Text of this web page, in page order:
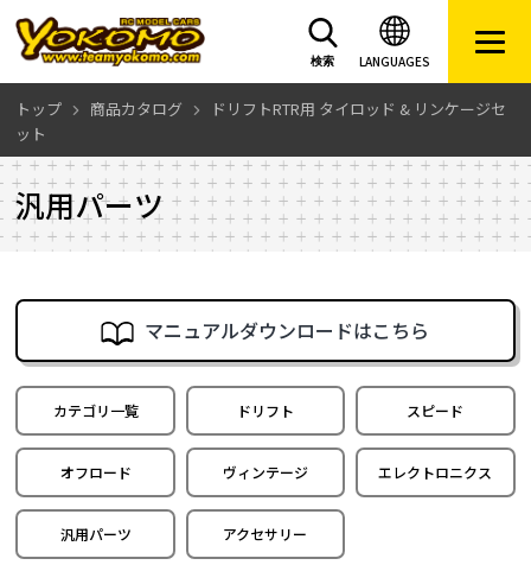
LANGUAGES
検索
トップ 商品カタログ
ドリフトRTR用 タイロッド & リンケージセ
ット
汎用パーツ
マニュアルダウンロードはこちら
カテゴリ一覧 ドリフト スピード
オフロード ヴィンテージ エレクトロニクス
汎用パーツ アクセサリー